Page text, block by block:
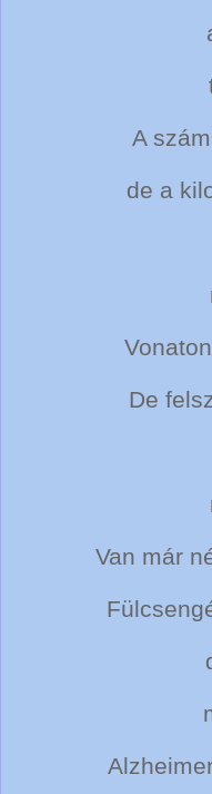
A
de a
De
Van már